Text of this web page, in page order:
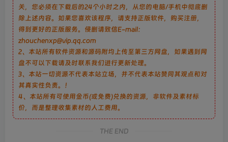
关，您必须在下载后的24个小时之内，从您的电脑/手机中彻底删
除上述内容。如果您喜欢该程序，请支持正版软件，购买注册，
得到更好的正版服务。侵删请致信E-mail：
zhouchenxp@vip.qq.com
2、本站所有软件资源和源码附均上传至第三方网盘，如果遇到网
盘不可以下载请及时联系我们进行更新处理。
3、本站一切资源不代表本站立场，并不代表本站赞同其观点和对
其真实性负责。！
4、本站所有可使用金币(或免费)兑换的资源，非软件及素材标
价，而是整理收集素材的人工费用。
THE END